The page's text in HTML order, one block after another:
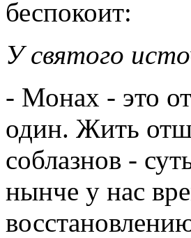
беспокоит:
У святого
- Монах - это
один. Жить
соблазнов -
нынче у нас